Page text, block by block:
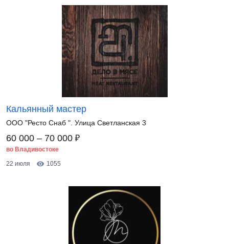
Кальянный мастер
ООО "Ресто Снаб ". Улица Светланская 3
60 000 – 70 000 ₽
во Владивостоке
22 июля
1055